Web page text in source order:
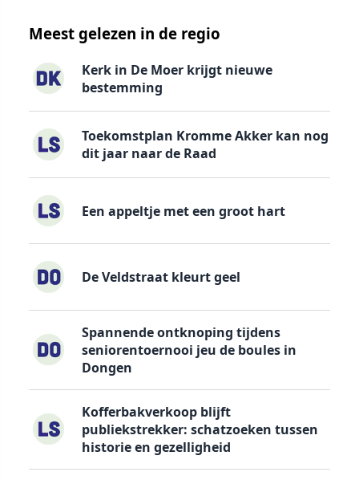
Meest gelezen in de regio
Kerk in De Moer krijgt nieuwe
bestemming
Toekomstplan Kromme Akker kan nog
dit jaar naar de Raad
Een appeltje met een groot hart
De Veldstraat kleurt geel
Spannende ontknoping tijdens
seniorentoernooi jeu de boules in
Dongen
Kofferbakverkoop blijft
publiekstrekker: schatzoeken tussen
historie en gezelligheid